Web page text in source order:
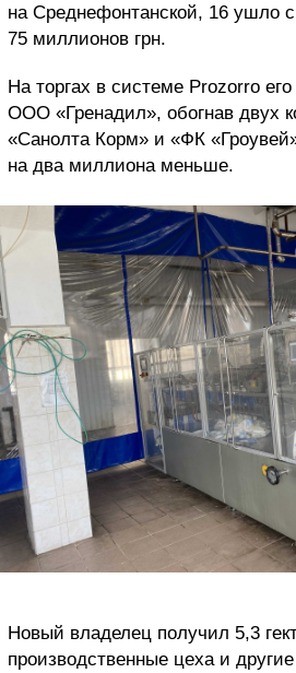
на Среднефонтанской, 16 ушло
75 миллионов грн.
На торгах в системе Prozorro
ООО «Гренадил», обогнав двух
«Санолта Корм» и «ФК
на два миллиона меньше.
Новый владелец получил 5,3
производственные цеха и